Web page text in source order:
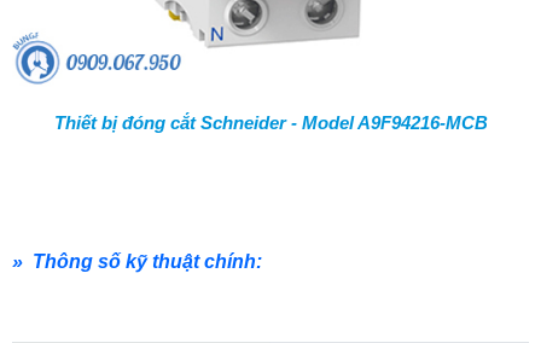
Thiết bị đóng cắt Schneider - Model A9F94216-MCB
» Thông số kỹ thuật chính: